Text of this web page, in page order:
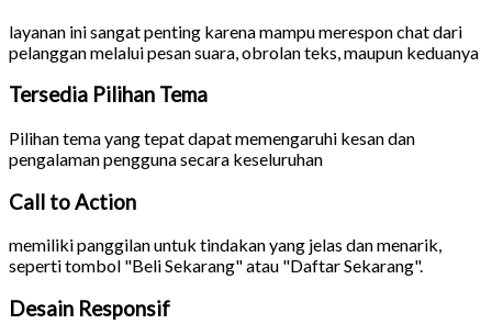
layanan ini sangat penting karena mampu merespon chat dari
pelanggan melalui pesan suara, obrolan teks, maupun keduanya
Tersedia Pilihan Tema
Pilihan tema yang tepat dapat memengaruhi kesan dan
pengalaman pengguna secara keseluruhan
Call to Action
memiliki panggilan untuk tindakan yang jelas dan menarik,
seperti tombol "Beli Sekarang" atau "Daftar Sekarang".
Desain Responsif